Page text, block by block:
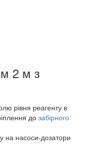
2 м з
рівня реагенту в
до забірного
на насоси-дозатори